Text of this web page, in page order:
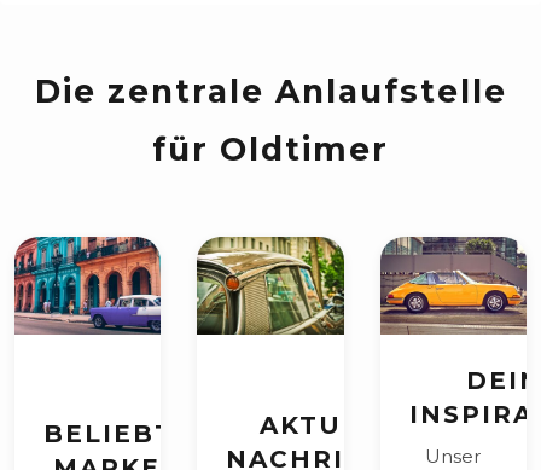
für Oldtimer
MARKEN
NACHRICHTENUnser